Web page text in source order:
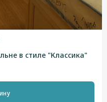
в стиле "Классика"